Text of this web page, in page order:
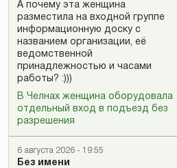
А почему эта женщина
разместила на входной группе
информационную доску с
названием организации, её
ведомственной
принадлежностью и часами
работы? :)))
В Челнах женщина оборудовала
отдельный вход в подъезд без
разрешения
6 августа 2026 - 19:55
Без имени